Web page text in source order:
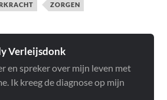
ZORGEN
Verleijsdonk
en spreker over mijn leven met
Ik kreeg de diagnose op mijn